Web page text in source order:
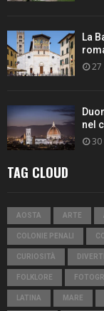
La
27
nel
30
TAG CLOUD
AOSTA ARTE
COLONIE PENALI
CURIOSITÀ
FOLKLORE
LATINA MARE